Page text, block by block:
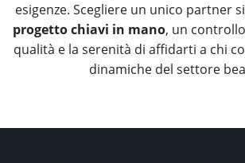
esigenze. Scegliere un unico partner
progetto chiavi in mano, un
qualità e la serenità di affidarti a chi
dinamiche del settore